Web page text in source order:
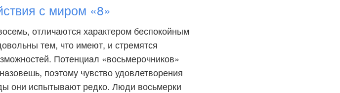
с миром «8»
отличаются характером беспокойным
тем, что имеют, и стремятся
Потенциал «восьмерочников»
поэтому чувство удовлетворения
они испытывают редко. Люди восьмерки